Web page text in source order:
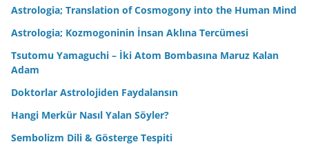
Astrologia; Translation of Cosmogony into the Human Mind
Astrologia; Kozmogoninin İnsan Aklına Tercümesi
Tsutomu Yamaguchi – İki Atom Bombasına Maruz Kalan
Adam
Doktorlar Astrolojiden Faydalansın
Hangi Merkür Nasıl Yalan Söyler?
Sembolizm Dili & Gösterge Tespiti